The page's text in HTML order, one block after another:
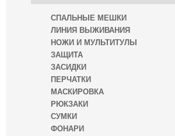
СПАЛЬНЫЕ МЕШКИ
ЛИНИЯ ВЫЖИВАНИЯ
НОЖИ И МУЛЬТИТУЛЫ
ЗАЩИТА
ЗАСИДКИ
ПЕРЧАТКИ
МАСКИРОВКА
РЮКЗАКИ
СУМКИ
ФОНАРИ